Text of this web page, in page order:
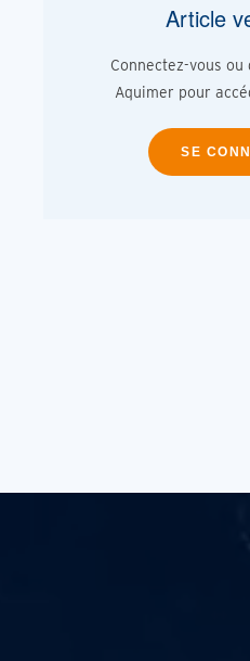
Article
Connectez-vous
Aquimer pour
SE